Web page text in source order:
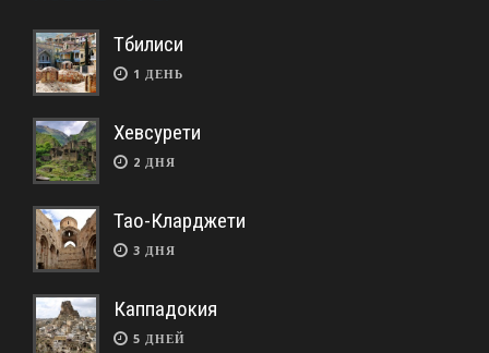
Тбилиси
1 ДЕНЬ
Хевсурети
2 ДНЯ
Тао-Кларджети
3 ДНЯ
Каппадокия
5 ДНЕЙ